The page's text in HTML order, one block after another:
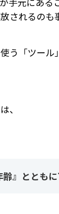
されるのも
う「ツール
、
』ととも